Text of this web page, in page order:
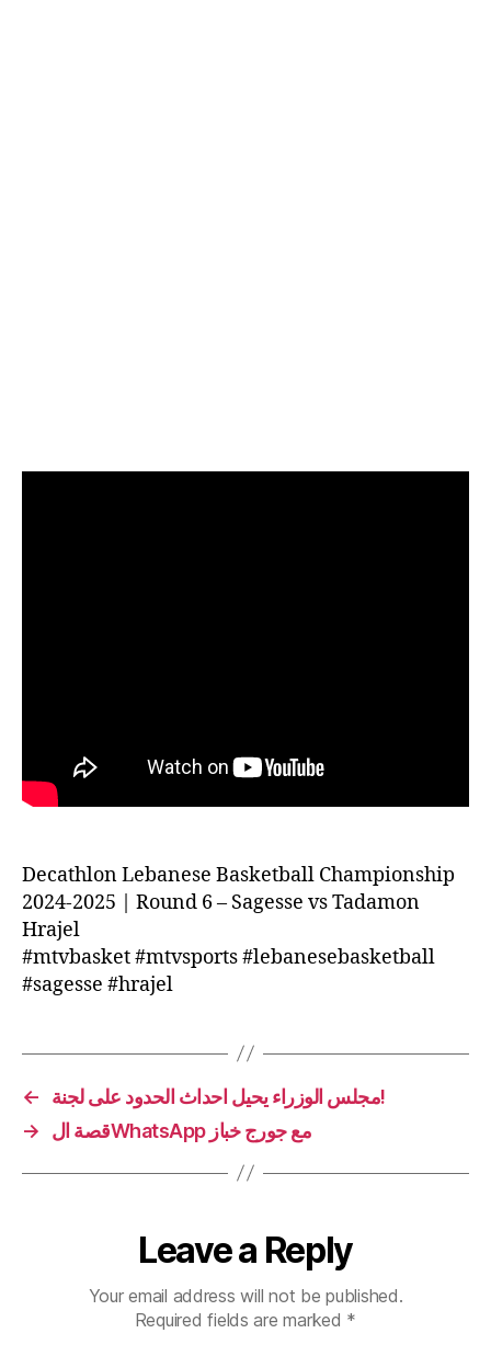
Decathlon Lebanese Basketball Championship
2024-2025 | Round 6 – Sagesse vs Tadamon
Hrajel
#mtvbasket #mtvsports #lebanesebasketball
#sagesse #hrajel
←
مجلس الوزراء يحيل احداث الحدود على لجنة!
→
قصة الWhatsApp مع جورج خباز
Leave a Reply
Your email address will not be published.
Required fields are marked *